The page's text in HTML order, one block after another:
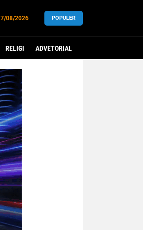
7/08/2026 POPULER
RELIGI ADVETORIAL